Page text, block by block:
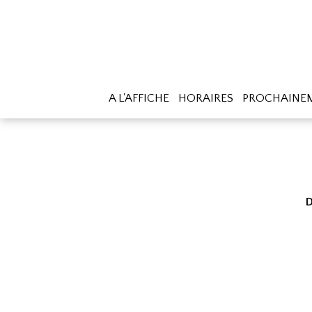
A L'AFFICHE HORAIRES